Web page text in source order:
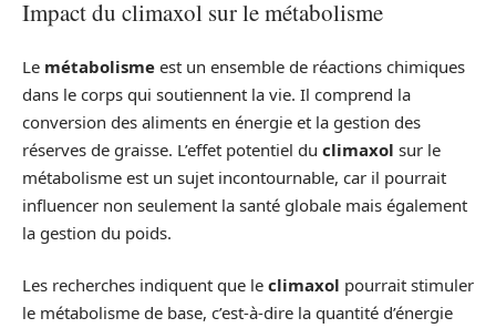
Impact du climaxol sur le métabolisme
Le métabolisme est un ensemble de réactions chimiques
dans le corps qui soutiennent la vie. Il comprend la
conversion des aliments en énergie et la gestion des
réserves de graisse. L’effet potentiel du climaxol sur le
métabolisme est un sujet incontournable, car il pourrait
influencer non seulement la santé globale mais également
la gestion du poids.
Les recherches indiquent que le climaxol pourrait stimuler
le métabolisme de base, c’est-à-dire la quantité d’énergie